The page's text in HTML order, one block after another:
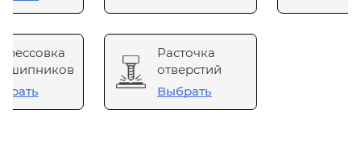
Расточка
отверстий
Выбрать